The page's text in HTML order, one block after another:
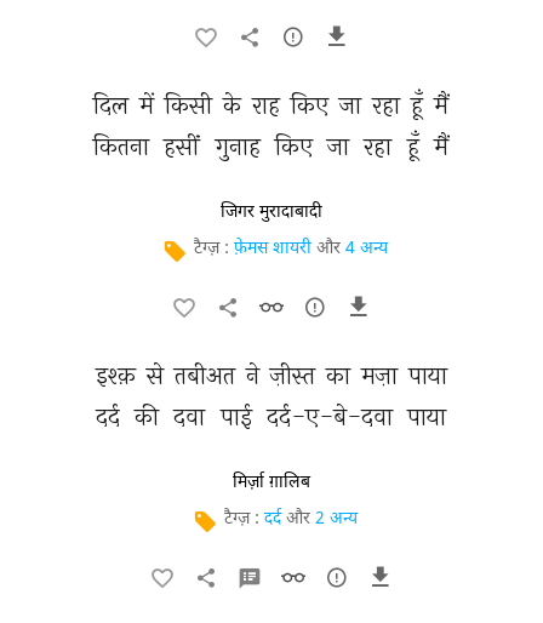
दिल में किसी के राह किए जा रहा हूँ मैं
कितना हसीं गुनाह किए जा रहा हूँ मैं
जिगर मुरादाबादी
टैग्ज़ : फ़ेमस शायरी और 4 अन्य
इश्क़ से तबीअत ने ज़ीस्त का मज़ा पाया
दर्द की दवा पाई दर्द-ए-बे-दवा पाया
मिर्ज़ा ग़ालिब
टैग्ज़ : दर्द और 2 अन्य